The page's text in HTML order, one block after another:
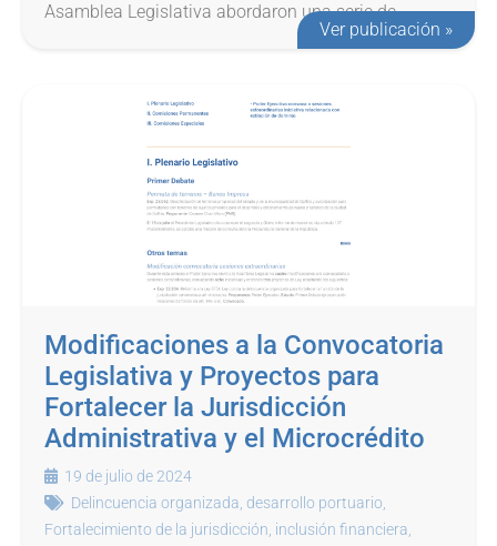
Asamblea Legislativa abordaron una serie de...
Ver publicación »
Modificaciones a la Convocatoria
Legislativa y Proyectos para
Fortalecer la Jurisdicción
Administrativa y el Microcrédito
19 de julio de 2024
Delincuencia organizada desarrollo portuario
Fortalecimiento de la jurisdicción inclusión financiera